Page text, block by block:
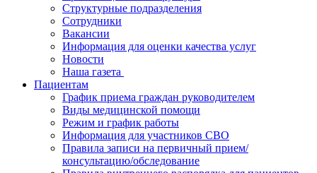
Структурные подразделения
Сотрудники
Вакансии
Информация для оценки качества услуг
Новости
​​Наша газета
Пациентам
График приема граждан руководителем
Виды медицинской помощи
Режим и график работы
Информация для участников СВО
Правила записи на первичный прием/
консультацию/обследование